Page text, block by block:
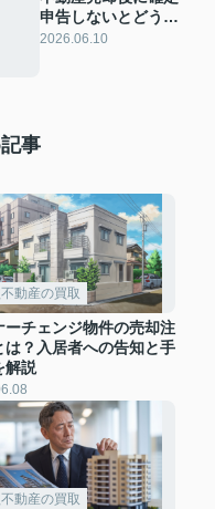
申告しないとどうな
る？期限とペナルテ
2026.06.10
事
動産の買取
ーチェンジ物件の売却注
は？入居者への告知と手
解説
動産の買取